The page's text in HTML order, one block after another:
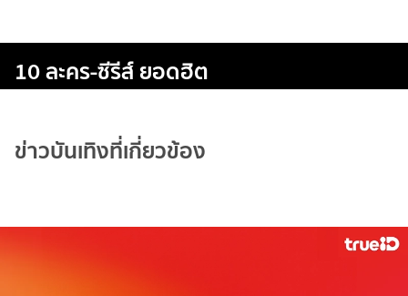
10 ละคร-ซีรีส์ ยอดฮิต
ข่าวบันเทิงที่เกี่ยวข้อง